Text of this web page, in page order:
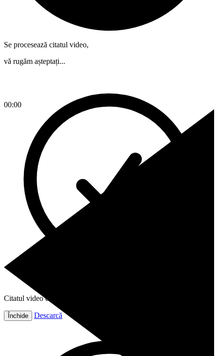
00:00
Se procesează citatul video,
vă rugăm așteptați...
Citatul video este gata!
Închide Descarcă